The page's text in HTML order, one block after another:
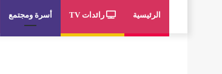
الرئيسية رائدات TV أسرة ومجتمع